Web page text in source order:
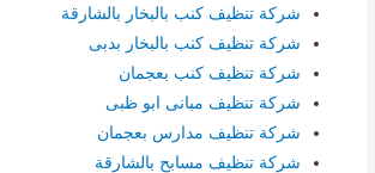
شركة تنظيف كنب بالبخار بالشارقة
شركة تنظيف كنب بالبخار بدبى
شركة تنظيف كنب بعجمان
شركة تنظيف مبانى ابو ظبى
شركة تنظيف مدارس بعجمان
شركة تنظيف مسابح بالشارقة